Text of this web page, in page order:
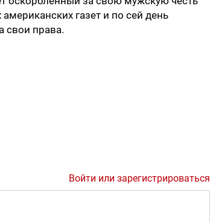
газет и по сей день
свои права.
Войти или зарегистрироваться